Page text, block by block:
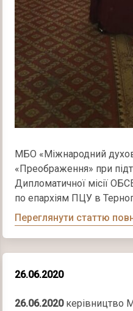
МБО «Міжнародний
«Преображення» при
Дипломатичної місії
по епархіям ПЦУ в
Переглянути статтю
26.06.2020
26.06.2020керівництво